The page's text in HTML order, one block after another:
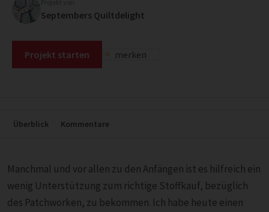
Septembers Quiltdelight
Projekt starten merken
Überblick Kommentare
Manchmal und vor allen zu den Anfängen ist es hilfreich ein
wenig Unterstützung zum richtige Stoffkauf, bezüglich
des Patchworken, zu bekommen. Ich habe heute einen